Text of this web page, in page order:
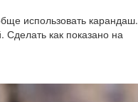
использовать карандаш.
Сделать как показано на